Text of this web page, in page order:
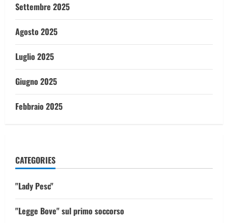
Settembre 2025
Agosto 2025
Luglio 2025
Giugno 2025
Febbraio 2025
CATEGORIES
"Lady Pesc"
"Legge Bove" sul primo soccorso